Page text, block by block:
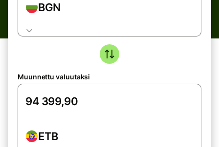
BGN
Muunnettu valuutaksi
ETB